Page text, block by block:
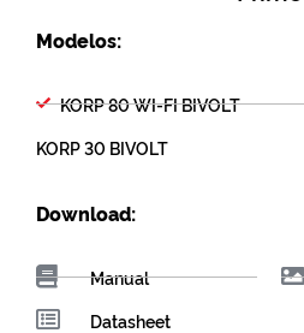
Modelos:
KORP 80 WI-FI BIVOLT
KORP 30 BIVOLT
Download:
Manual
Datasheet